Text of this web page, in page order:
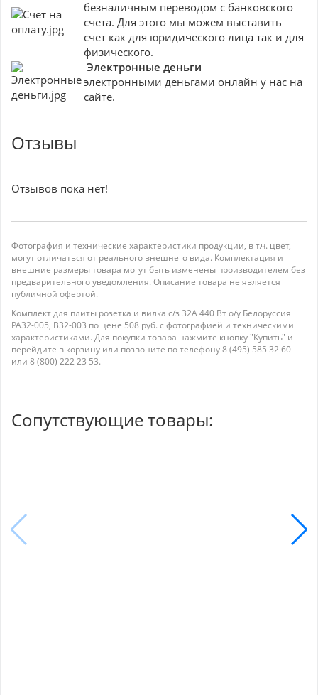
безналичным переводом с банковского
счета. Для этого мы можем выставить
счет как для юридического лица так и для
физического.
Электронные деньги
электронными деньгами онлайн у нас на
сайте.
Отзывы
Отзывов пока нет!
Фотография и технические характеристики продукции, в т.ч. цвет,
могут отличаться от реального внешнего вида. Комплектация и
внешние размеры товара могут быть изменены производителем без
предварительного уведомления. Описание товара не является
публичной офертой.
Комплект для плиты розетка и вилка с/з 32А 440 Вт о/у Белоруссия
РА32-005, В32-003 по цене 508 руб. с фотографией и техническими
характеристиками. Для покупки товара нажмите кнопку "Купить" и
перейдите в корзину или позвоните по телефону 8 (495) 585 32 60
или 8 (800) 222 23 53.
Сопутствующие товары: